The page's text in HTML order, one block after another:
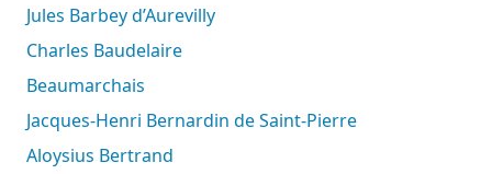
Jules Barbey d’Aurevilly
Charles Baudelaire
Beaumarchais
Jacques-Henri Bernardin de Saint-Pierre
Aloysius Bertrand